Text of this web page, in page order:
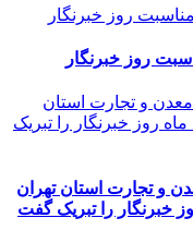
روز خبرنگار
و تجارت استان تهران